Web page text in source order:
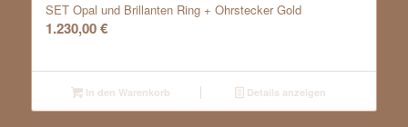
SET Opal und Brillanten Ring + Ohrstecker Gold
1.230,00€
In den Warenkorb Details anzeigen